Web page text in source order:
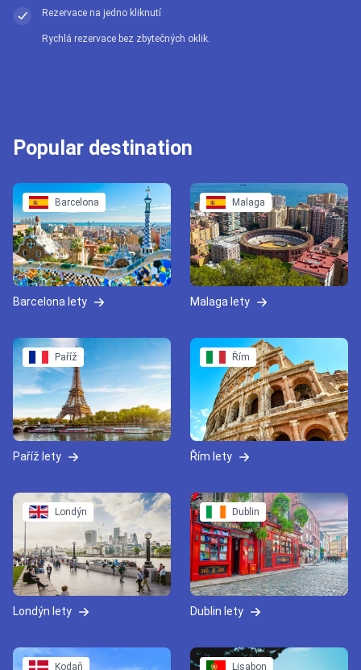
Rezervace na jedno kliknutí
Rychlá rezervace bez zbytečných oklik.
Popular destination
Barcelona
Barcelona lety
Malaga
Malaga lety
Paříž
Paříž lety
Řím
Řím lety
Londýn
Londýn lety
Dublin
Dublin lety
Kodaň Lisabon